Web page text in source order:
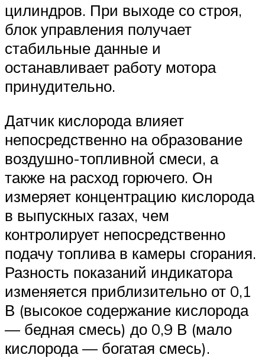
цилиндров. При выходе со строя,
блок управления получает
стабильные данные и
останавливает работу мотора
принудительно.
Датчик кислорода влияет
непосредственно на образование
воздушно-топливной смеси, а
также на расход горючего. Он
измеряет концентрацию кислорода
в выпускных газах, чем
контролирует непосредственно
подачу топлива в камеры сгорания.
Разность показаний индикатора
изменяется приблизительно от 0,1
В (высокое содержание кислорода
— бедная смесь) до 0,9 В (мало
кислорода — богатая смесь).